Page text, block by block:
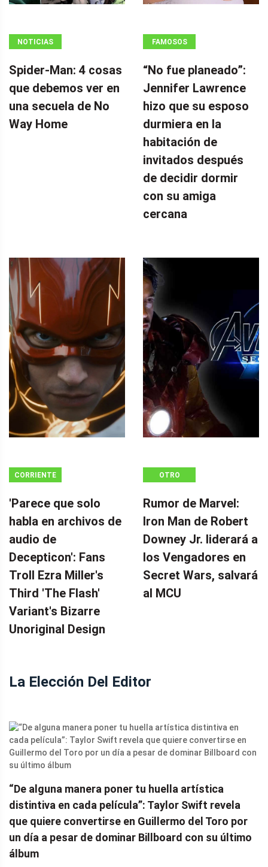
NOTICIAS
Spider-Man: 4 cosas
que debemos ver en
una secuela de No
Way Home
FAMOSOS
“No fue planeado”: ​​
Jennifer Lawrence
hizo que su esposo
durmiera en la
habitación de
invitados después
de decidir dormir
con su amiga
cercana
CORRIENTE
'Parece que solo
habla en archivos de
audio de
Decepticon': Fans
Troll Ezra Miller's
Third 'The Flash'
Variant's Bizarre
Unoriginal Design
OTRO
Rumor de Marvel:
Iron Man de Robert
Downey Jr. liderará a
los Vengadores en
Secret Wars, salvará
al MCU
La Elección Del Editor
“De alguna manera poner tu huella artística
distintiva en cada película”: Taylor Swift revela
que quiere convertirse en Guillermo del Toro por
un día a pesar de dominar Billboard con su último
álbum